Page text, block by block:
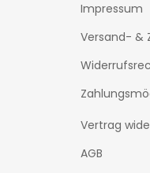
Impressum
Versand- &
Vertrag
AGB